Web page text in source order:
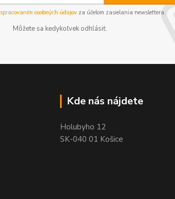
spracovaním osobných údajovza účelom zasielania newslettera.
Môžete sa kedykoľvek odhlásiť.
Kde nás nájdete
Holubyho 12
SK-040 01 Košice